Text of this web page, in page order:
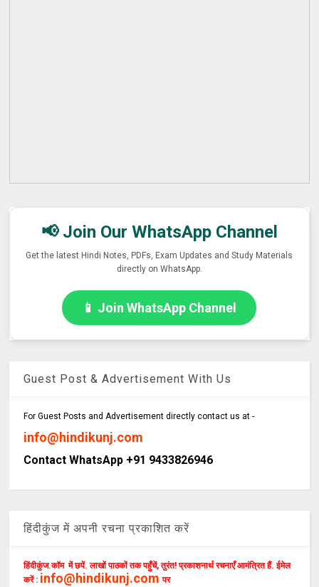
📢 Join Our WhatsApp Channel
Get the latest Hindi Notes, PDFs, Exam Updates and Study Materials
directly on WhatsApp.
📱 Join WhatsApp Channel
Guest Post & Advertisement With Us
For Guest Posts and Advertisement directly contact us at -
info@hindikunj.com
Contact WhatsApp +91 9433826946
हिंदीकुंज में अपनी रचना प्रकाशित करें
हिंदीकुंज.कॉम में छपें. लाखों पाठकों तक पहुँचें, तुरंत! प्रकाशनार्थ रचनाएँ आमंत्रित हैं. ईमेल
करें : info@hindikunj.com पर